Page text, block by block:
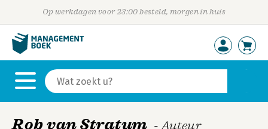
Op werkdagen voor 23:00 besteld, morgen in huis
Rob van Stratum - Auteur